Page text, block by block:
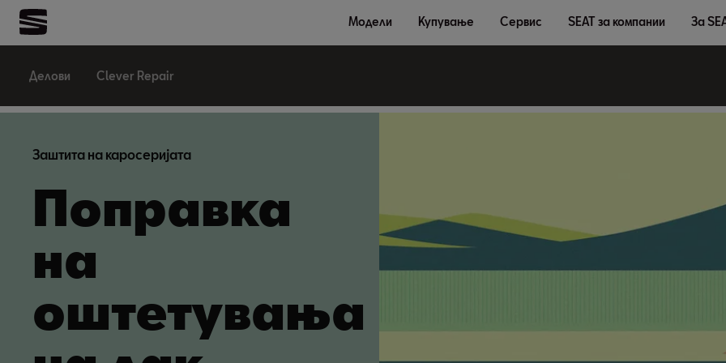
Модели Купување Сервис SEAT за компании За
Делови Clever Repair
Заштита на каросеријата
Поправка
на
оштетувања